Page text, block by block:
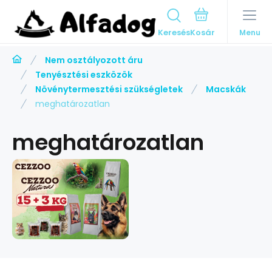
Keresés Menu
Nem osztályozott áru
Tenyésztési eszközök
Növénytermesztési szükségletek
Macskák
meghatározatlan
meghatározatlan